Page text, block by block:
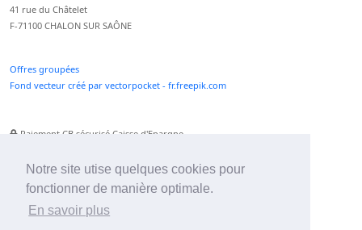
Notre site utise quelques cookies pour
fonctionner de manière optimale.
En savoir plus
41 rue du Châtelet
F-71100 CHALON SUR SAÔNE
Offres groupées
Fond vecteur créé par vectorpocket - fr.freepik.com
Paiement CB sécurisé Caisse d'Epargne
Paiement Paypal accepté